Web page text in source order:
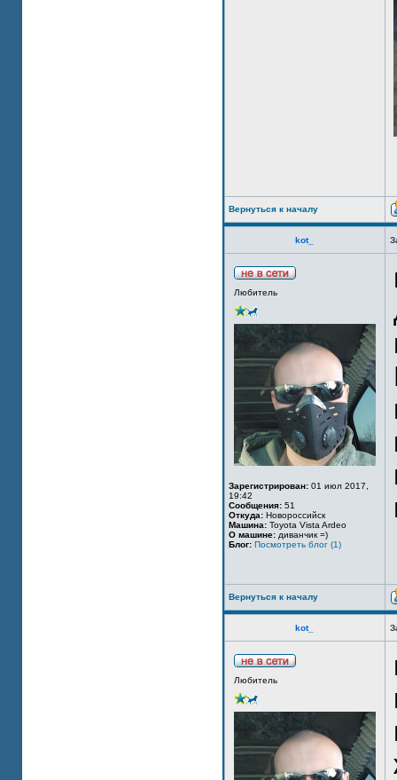
Вернуться к началу
kot_
Любитель
Зарегистрирован: 01 июл 2017,
19:42
Сообщения: 51
Откуда: Новороссийск
Машина: Toyota Vista Ardeo
О машине: диванчик =)
Блог: Посмотреть блог (1)
Вернуться к началу
kot_
Любитель